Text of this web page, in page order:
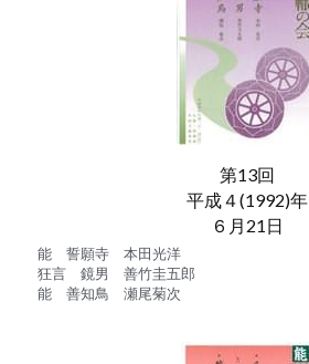
第13回
平成４(1992)年
６月21日
能　誓願寺　本田光洋
狂言　鏡男　善竹圭五郎
能　善知鳥　瀬尾菊次